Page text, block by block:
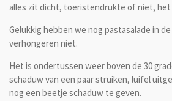
alles zit dicht, toeristendrukte of niet, het
Gelukkig hebben we nog pastasalade in
verhongeren niet.
Het is ondertussen weer boven de 30
schaduw van een paar struiken, luifel
nog een beetje schaduw te geven.